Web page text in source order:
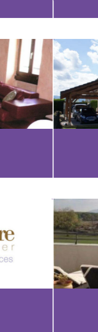
/ Maison de 204 m²
- Chens-sur-Léman